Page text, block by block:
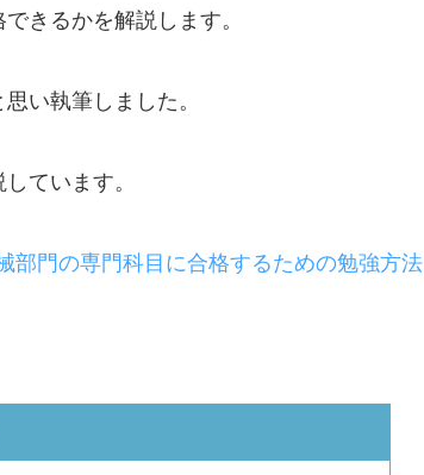
きるかを解説します。
い執筆しました。
ています。
部門の専門科目に合格するための勉強方法